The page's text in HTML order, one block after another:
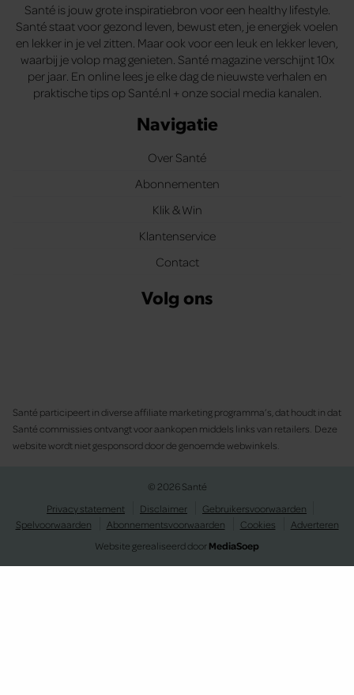
Santé is jouw grote inspiratiebron voor een healthy lifestyle.
Santé staat voor gezond leven, bewust eten, je energiek voelen
en lekker in je vel zitten. Maar ook voor een leuk en lekker leven,
waarbij je volop mag genieten. Santé magazine verschijnt 10x
per jaar. En online lees je elke dag de nieuwste verhalen en
praktische tips op Santé.nl + onze social media kanalen.
Navigatie
Over Santé
Abonnementen
Klik & Win
Klantenservice
Contact
Volg ons
Santé participeert in diverse affiliate marketing programma’s, dat houdt in dat
Santé commissies ontvangt voor aankopen middels links van retailers. Deze
website wordt niet gesponsord door de genoemde webwinkels.
© 2026 Santé
Privacy statement
Disclaimer
Gebruikersvoorwaarden
Spelvoorwaarden
Abonnementsvoorwaarden Cookies
Adverteren
Website gerealiseerd doorMediaSoep